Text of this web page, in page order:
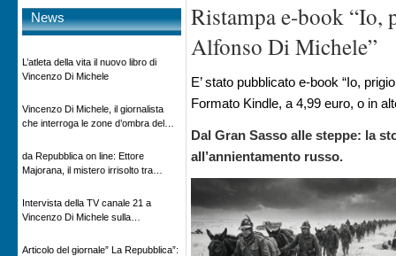
News
L’atleta della vita il nuovo libro di
Vincenzo Di Michele
Vincenzo Di Michele, il giornalista
che interroga le zone d’ombra del
da Repubblica on line: Ettore
Majorana, il mistero irrisolto tra
Intervista della TV canale 21 a
Vincenzo Di Michele sulla
Articolo del giornale” La Repubblica”:
Ristampa e-book
Alfonso Di Michele”
E’ stato pubblicato e-book “Io,
Formato Kindle, a 4,99 euro, o in
Dal Gran Sasso alle steppe: la
all’annientamento russo.